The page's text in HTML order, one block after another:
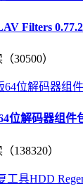
Filters
30500）
位解码器组件
138320）